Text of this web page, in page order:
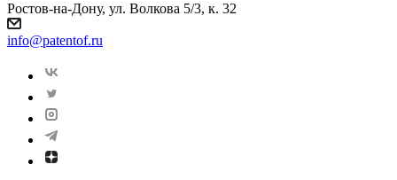
Ростов-на-Дону, ул. Волкова 5/3, к. 32
info@patentof.ru